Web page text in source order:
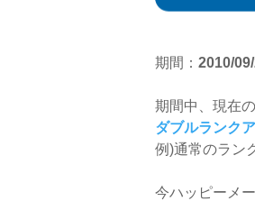
期間： 2010/
期間中、現在
ダブルランク
例)通常のラン
今ハッピーメ